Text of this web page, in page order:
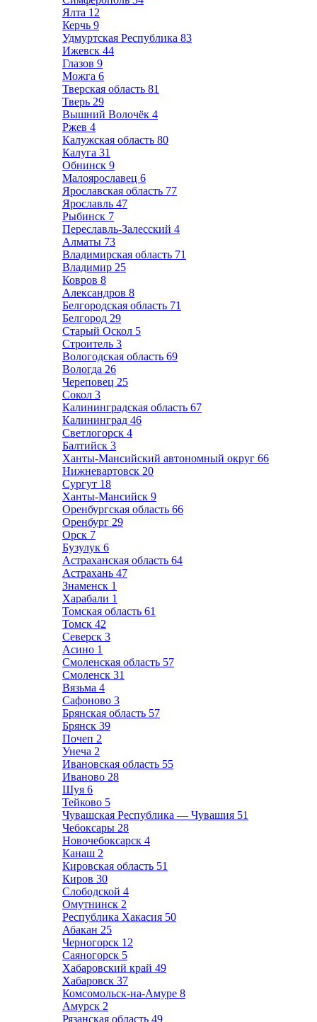
Ялта 12
Керчь 9
Удмуртская Республика 83
Ижевск 44
Глазов 9
Можга 6
Тверская область 81
Тверь 29
Вышний Волочёк 4
Ржев 4
Калужская область 80
Калуга 31
Обнинск 9
Малоярославец 6
Ярославская область 77
Ярославль 47
Рыбинск 7
Переславль-Залесский 4
Алматы 73
Владимирская область 71
Владимир 25
Ковров 8
Александров 8
Белгородская область 71
Белгород 29
Старый Оскол 5
Строитель 3
Вологодская область 69
Вологда 26
Череповец 25
Сокол 3
Калининградская область 67
Калининград 46
Светлогорск 4
Балтийск 3
Ханты-Мансийский автономный округ 66
Нижневартовск 20
Сургут 18
Ханты-Мансийск 9
Оренбургская область 66
Оренбург 29
Орск 7
Бузулук 6
Астраханская область 64
Астрахань 47
Знаменск 1
Харабали 1
Томская область 61
Томск 42
Северск 3
Асино 1
Смоленская область 57
Смоленск 31
Вязьма 4
Сафоново 3
Брянская область 57
Брянск 39
Почеп 2
Унеча 2
Ивановская область 55
Иваново 28
Шуя 6
Тейково 5
Чувашская Республика — Чувашия 51
Чебоксары 28
Новочебоксарск 4
Канаш 2
Кировская область 51
Киров 30
Слободской 4
Омутнинск 2
Республика Хакасия 50
Абакан 25
Черногорск 12
Саяногорск 5
Хабаровский край 49
Хабаровск 37
Комсомольск-на-Амуре 8
Амурск 2
Рязанская область 49